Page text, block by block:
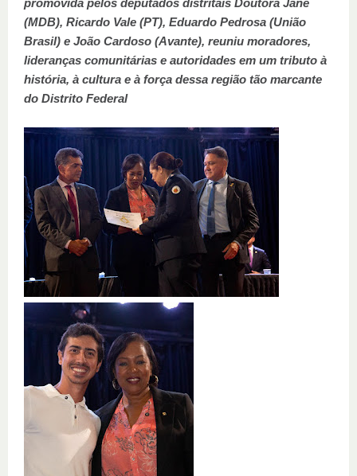
promovida pelos deputados distritais Doutora Jane
(MDB), Ricardo Vale (PT), Eduardo Pedrosa (União
Brasil) e João Cardoso (Avante), reuniu moradores,
lideranças comunitárias e autoridades em um tributo à
história, à cultura e à força dessa região tão marcante
do Distrito Federal